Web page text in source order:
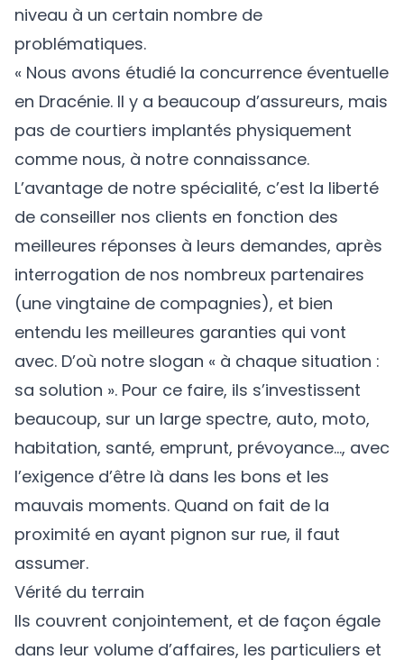
niveau à un certain nombre de
problématiques.
« Nous avons étudié la concurrence éventuelle
en Dracénie. Il y a beaucoup d’assureurs, mais
pas de courtiers implantés physiquement
comme nous, à notre connaissance.
L’avantage de notre spécialité, c’est la liberté
de conseiller nos clients en fonction des
meilleures réponses à leurs demandes, après
interrogation de nos nombreux partenaires
(une vingtaine de compagnies), et bien
entendu les meilleures garanties qui vont
avec. D’où notre slogan « à chaque situation :
sa solution ». Pour ce faire, ils s’investissent
beaucoup, sur un large spectre, auto, moto,
habitation, santé, emprunt, prévoyance…, avec
l’exigence d’être là dans les bons et les
mauvais moments. Quand on fait de la
proximité en ayant pignon sur rue, il faut
assumer.
Vérité du terrain
Ils couvrent conjointement, et de façon égale
dans leur volume d’affaires, les particuliers et